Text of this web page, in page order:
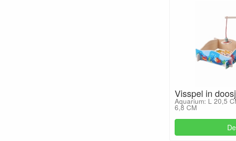
Visspel in
Aquarium: L 20,5
6,8 CM